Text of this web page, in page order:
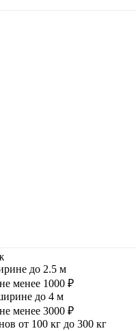
до 2.5 м
менее 1000 ₽
до 4 м
менее 3000 ₽
от 100 кг до 300 кг